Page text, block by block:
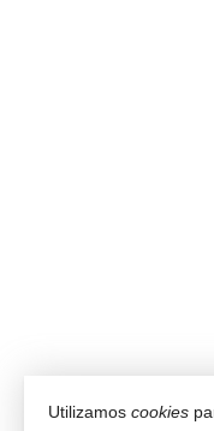
Utilizamos cookies